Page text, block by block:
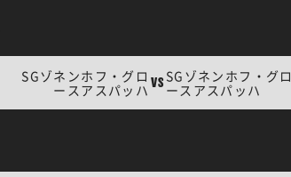
SGゾネンホフ・グロ
ースアスパッハ VS SGゾネンホフ・グロ
ースアスパッハ